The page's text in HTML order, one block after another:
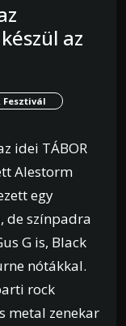
az
Fesztivál
idei TÁBOR
Alestorm
egy
de színpadra
G is, Black
nótákkal.
rock
metal zenekar